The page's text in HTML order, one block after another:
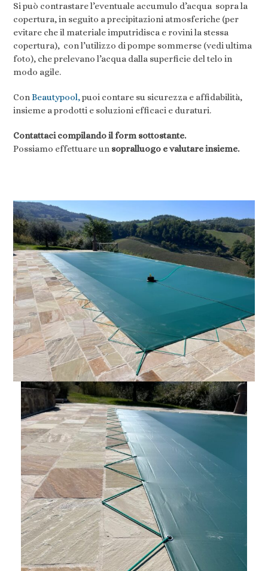
Si può contrastare l’eventuale accumulo d’acqua sopra la
copertura, in seguito a precipitazioni atmosferiche (per
evitare che il materiale imputridisca e rovini la stessa
copertura), con l’utilizzo di pompe sommerse (vedi ultima
foto), che prelevano l’acqua dalla superficie del telo in
modo agile.
ConBeautypool,puoi contare su sicurezza e affidabilità,
insieme a prodotti e soluzioni efficaci e duraturi.
Contattaci compilando il form sottostante.
Possiamo effettuare un sopralluogo e valutare insieme.